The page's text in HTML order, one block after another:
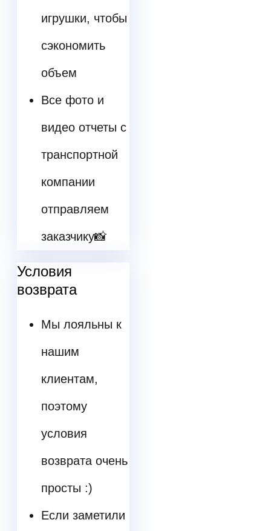
игрушки, чтобы
сэкономить
объем
Все фото и
видео отчеты с
транспортной
компании
отправляем
заказчику📸
Условия
возврата
Мы лояльны к
нашим
клиентам,
поэтому
условия
возврата очень
просты :)
Если заметили